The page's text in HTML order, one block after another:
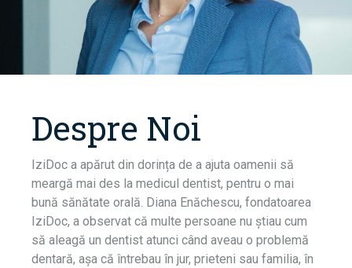
Despre Noi
IziDoc a apărut din dorința de a ajuta oamenii să
meargă mai des la medicul dentist, pentru o mai
bună sănătate orală. Diana Enăchescu, fondatoarea
IziDoc, a observat că multe persoane nu știau cum
să aleagă un dentist atunci când aveau o problemă
dentară, așa că întrebau în jur, prieteni sau familia, în